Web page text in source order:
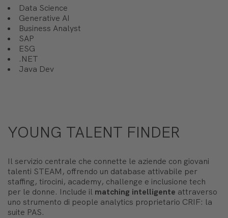
Data Science
Generative AI
Business Analyst
SAP
ESG
.NET
Java Dev
YOUNG TALENT FINDER
Il servizio centrale che connette le aziende con giovani
talenti STEAM, offrendo un database attivabile per
staffing, tirocini, academy, challenge e inclusione tech
per le donne. Include il matching intelligente attraverso
uno strumento di people analytics proprietario CRIF: la
suite PAS.